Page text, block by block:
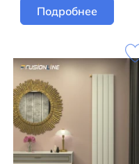
Подробнее